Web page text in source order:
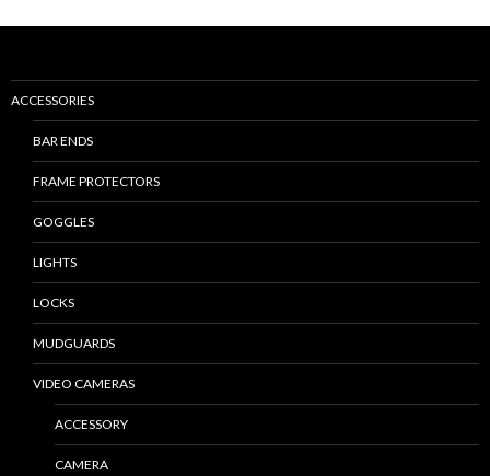
ACCESSORIES
BAR ENDS
FRAME PROTECTORS
GOGGLES
LIGHTS
LOCKS
MUDGUARDS
VIDEO CAMERAS
ACCESSORY
CAMERA